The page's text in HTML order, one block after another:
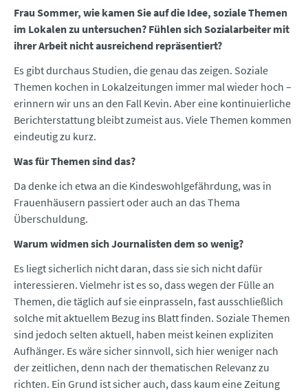
Frau Sommer, wie kamen Sie auf die Idee, soziale Themen
im Lokalen zu untersuchen? Fühlen sich Sozialarbeiter mit
ihrer Arbeit nicht ausreichend repräsentiert?
Es gibt durchaus Studien, die genau das zeigen. Soziale
Themen kochen in Lokalzeitungen immer mal wieder hoch –
erinnern wir uns an den Fall Kevin. Aber eine kontinuierliche
Berichterstattung bleibt zumeist aus. Viele Themen kommen
eindeutig zu kurz.
Was für Themen sind das?
Da denke ich etwa an die Kindeswohlgefährdung, was in
Frauenhäusern passiert oder auch an das Thema
Überschuldung.
Warum widmen sich Journalisten dem so wenig?
Es liegt sicherlich nicht daran, dass sie sich nicht dafür
interessieren. Vielmehr ist es so, dass wegen der Fülle an
Themen, die täglich auf sie einprasseln, fast ausschließlich
solche mit aktuellem Bezug ins Blatt finden. Soziale Themen
sind jedoch selten aktuell, haben meist keinen expliziten
Aufhänger. Es wäre sicher sinnvoll, sich hier weniger nach
der zeitlichen, denn nach der thematischen Relevanz zu
richten. Ein Grund ist sicher auch, dass kaum eine Zeitung